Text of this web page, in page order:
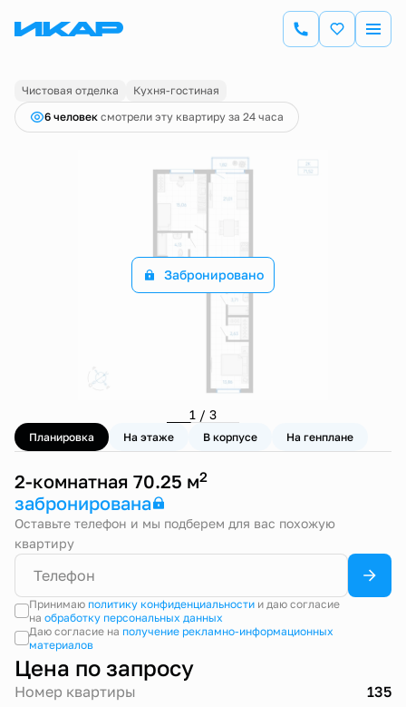
2-комнатная70.25 м Цена по запросу
Чистовая отделка
Кухня-гостиная
6 человек смотрели эту квартиру за 24 часа
Забронировано
1 / 3
Планировка На этаже В корпусе На генплане
2-комнатная 70.25 м2
забронирована
Оставьте телефон и мы подберем для вас похожую
квартиру
Принимаю политику конфиденциальностии даю согласие
на обработку персональных данных
Даю согласие на получение рекламно-информационных
материалов
Цена по запросу
Номер квартиры 135